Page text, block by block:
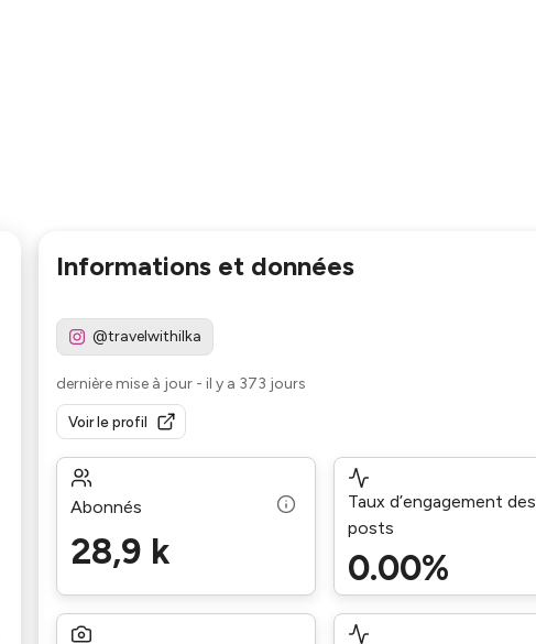
Informations et données
@travelwithilka
dernière mise à jour- il y a 373 jours
Voir le profil
Abonnés
28,9 k
Taux d’engagement des
posts
0.00%